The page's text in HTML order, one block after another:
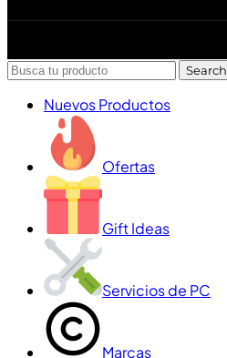
Search
Nuevos Productos
Ofertas
Gift Ideas
Servicios de PC
Marcas